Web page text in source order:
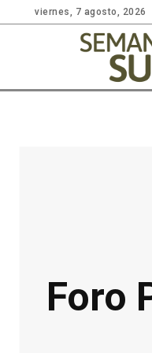
viernes, 7 agosto, 2026
Foro